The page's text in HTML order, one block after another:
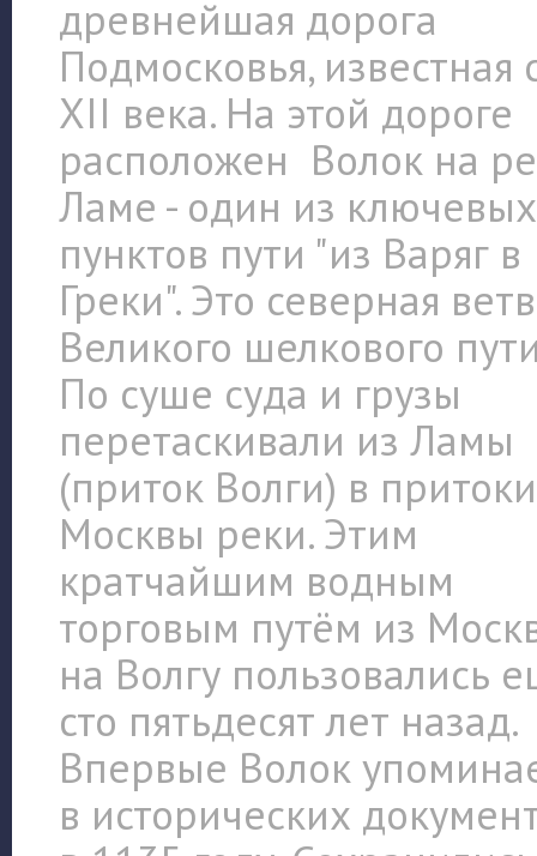
древнейшая дорога
Подмосковья, известная
XII века. На этой дороге
расположен Волок на
Ламе - один из ключевых
пунктов пути "из Варяг в
Греки". Это северная
Великого шелкового
По суше суда и грузы
перетаскивали из Ламы
(приток Волги) в притоки
Москвы реки. Этим
кратчайшим водным
торговым путём из
на Волгу пользовались
сто пятьдесят лет назад.
Впервые Волок
в исторических